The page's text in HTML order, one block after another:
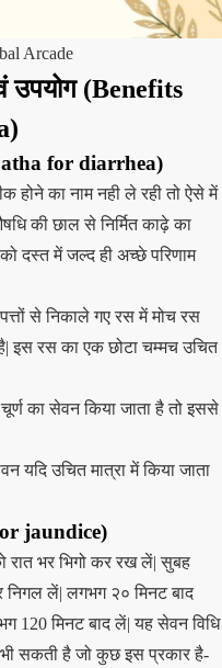
Arcade
उपयोग (Benefits
for diarrhea)
होने का नाम नही ले रही तो ऐसे में
की छाल से निर्मित काढ़े का
में जल्द ही अच्छे परिणाम
से निकाले गए रस में मोच रस
इस रस का एक छोटा चम्मच उचित
का सेवन किया जाता है तो इससे
यदि उचित मात्रा में किया जाता
jaundice)
रात भर भिगो कर रख लें| सुबह
निगल लें| लगभग २० मिनट बाद
120 मिनट बाद लें| यह सेवन विधि
सकती है जो कुछ इस प्रकार है-